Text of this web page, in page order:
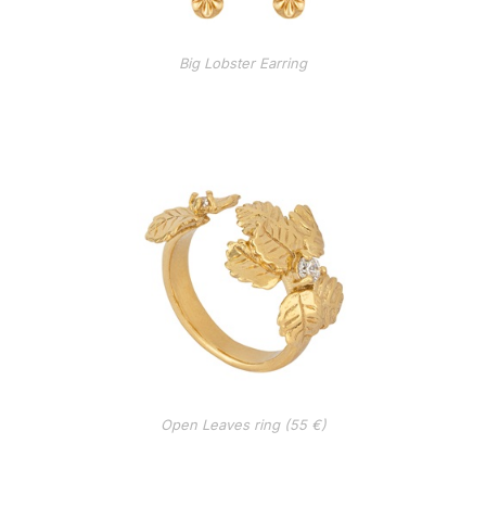
Big Lobster Earring
Open Leaves ring (55 €)